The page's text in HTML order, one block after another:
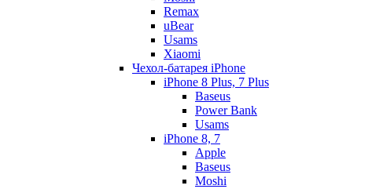
Remax
uBear
Usams
Xiaomi
Чехол-батарея iPhone
iPhone 8 Plus, 7 Plus
Baseus
Power Bank
Usams
iPhone 8, 7
Apple
Baseus
Moshi